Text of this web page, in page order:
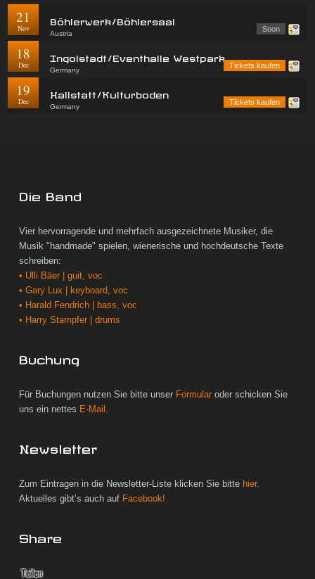
21
Nov
Böhlerwerk/Böhlersaal
Austria
Soon
18
Dec
Ingolstadt/Eventhalle Westpark
Germany
Tickets kaufen
19
Dec
Hallstatt/Kulturboden
Germany
Tickets kaufen
Die Band
Vier hervorragende und mehrfach ausgezeichnete Musiker, die
Musik "handmade" spielen, wienerische und hochdeutsche Texte
schreiben:
• Ulli Bäer | guit, voc
• Gary Lux | keyboard, voc
• Harald Fendrich | bass, voc
• Harry Stampfer | drums
Buchung
Für Buchungen nutzen Sie bitte unser Formular oder schicken Sie
uns ein nettes E-Mail.
Newsletter
Zum Eintragen in die Newsletter-Liste klicken Sie bitte hier.
Aktuelles gibt’s auch auf Facebook!
Share